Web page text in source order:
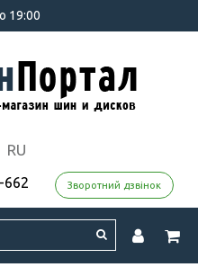
19:00
RU
662 Зворотний дзвінок